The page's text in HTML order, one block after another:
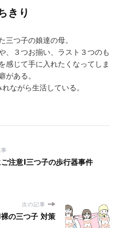
きり
三つ子の娘達の母。
、３つお揃い、ラスト３つのも
感じて手に入れたくなってしま
がある。
ながら生活している。
注意|三つ子の歩行器事件
次の記事
の三つ子 対策